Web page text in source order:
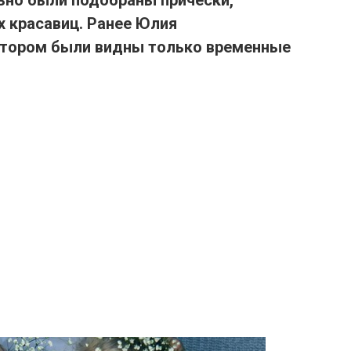
красавиц. Ранее Юлия
были видны только временные